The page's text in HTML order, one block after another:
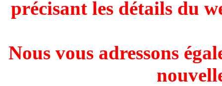
précisant les détails du
Nous vous adressons